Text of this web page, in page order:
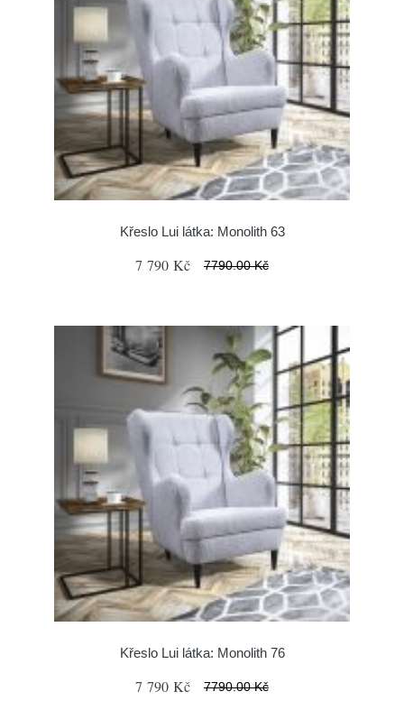
Křeslo Lui látka: Monolith 63
7 790 Kč 7790.00 Kč
Křeslo Lui látka: Monolith 76
7 790 Kč 7790.00 Kč